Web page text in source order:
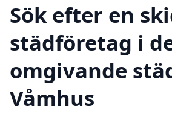
Sök efter en
städföretag i
omgivande
Våmhus